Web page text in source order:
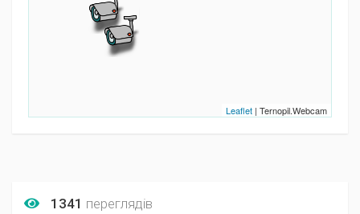
Leaflet | Ternopil.Webcam
1341 переглядів